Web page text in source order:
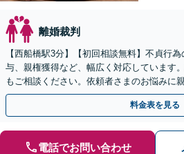
離婚裁判
【西船橋駅3分】【初回相談無料】不貞行
与、親権獲得など、幅広く対応しています
もご相談ください。依頼者さまのお悩みに
一歩を踏み出せるように全力でサポートし
料金表を見る
電話でお問い合わせ